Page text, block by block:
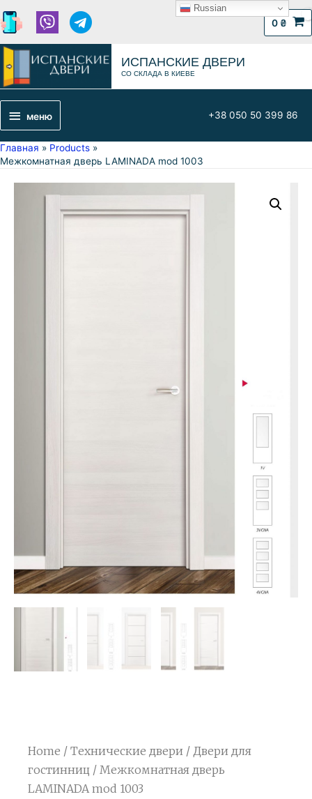
0 ₴
ИСПАНСКИЕ ДВЕРИ
СО СКЛАДА В КИЕВЕ
меню +38 050 50 399 86
Главная
Products
Межкомнатная дверь LAMINADA mod 1003
Home / Технические двери / Двери для
гостинниц / Межкомнатная дверь
LAMINADA mod 1003
Russian